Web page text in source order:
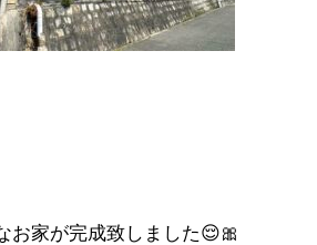
お家が完成致しました😌🎀